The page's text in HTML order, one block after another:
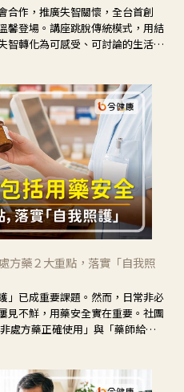
合作，推廣失智關懷，全台首創
馨登場。講座跳脫傳統模式，用結
智轉化為可感受、可討論的生活情
方藥２大重點，落實「自我照
」已成重要課題。然而，日常非必
見不鮮，用藥安全實在重要。社團
處方藥正確使用」與「藥師給